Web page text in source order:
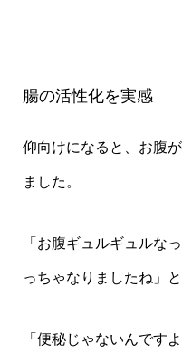
腸の活性化を実感
仰向けになると、お腹
ました。
「お腹ギュルギュルな
っちゃなりましたね」
「便秘じゃないんです